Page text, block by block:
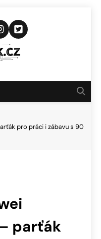
Novinkám
pro práci i zábavu s 90
parťák